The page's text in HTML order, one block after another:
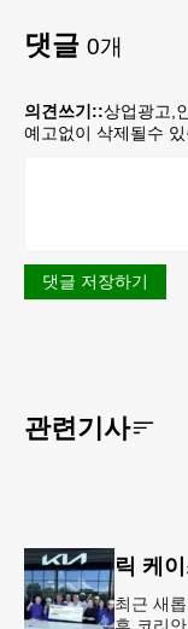
댓글 0개
의견쓰기::상업광고,
예고없이 삭제될수
댓글 저장하기
관련기사
최근 새
후 코리